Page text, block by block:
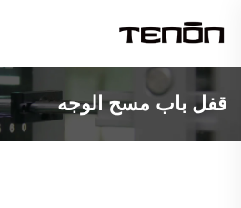
قفل باب مسح الوجه